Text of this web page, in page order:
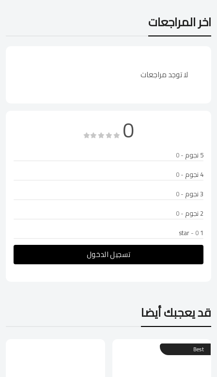
اخر المراجعات
لا توجد مراجعات
0
5 نجوم
- 0
4 نجوم
- 0
3 نجوم
- 0
2 نجوم
- 0
1 star
- 0
تسجيل الدخول
قد يعجبك أيضا
Best